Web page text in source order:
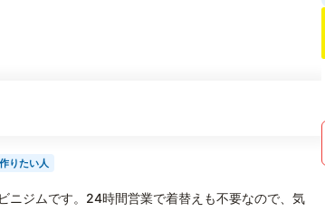
りたい人
ジムです。24時間営業で着替えも不要なので、気